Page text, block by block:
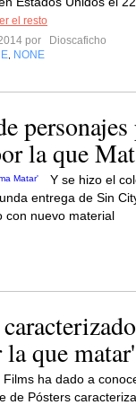
el resto
por
Dioscaficho
NONE
personajes
la que
Y se hizo el
entrega de Sin
con nuevo material
que matar'
Films ha dado a
de Pósters